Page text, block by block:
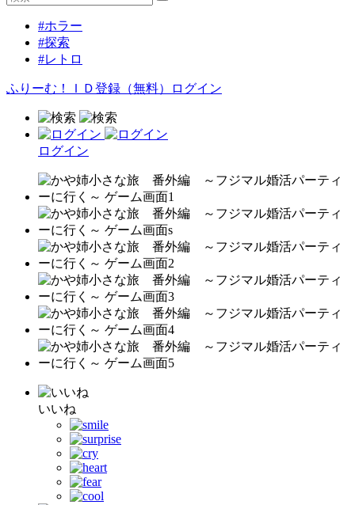
#ホラー
#探索
#レトロ
ふりーむ！ＩＤ登録（無料） ログイン
ログイン
いいね